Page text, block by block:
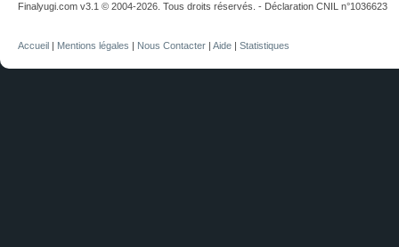
Finalyugi.com v3.1 © 2004-2026. Tous droits réservés. - Déclaration CNIL n°1036623
Accueil | Mentions légales | Nous Contacter | Aide | Statistiques